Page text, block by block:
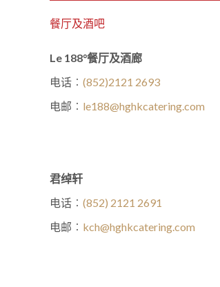
餐厅及酒吧
Le 188°餐厅及酒廊
电话︰ (852)2121 2693
电邮︰ le188@hghkcatering.com
君绰轩
电话︰ (852) 2121 2691
电邮︰ kch@hghkcatering.com